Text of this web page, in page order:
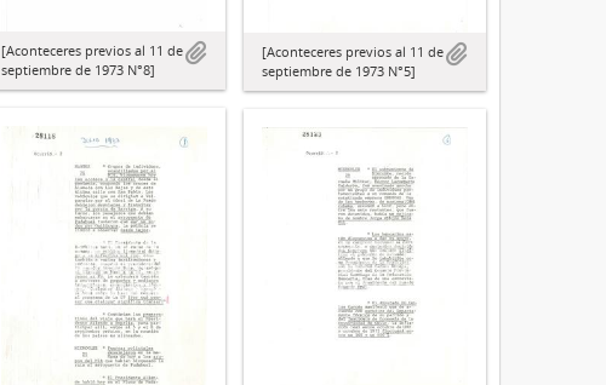
[Aconteceres previos al 11 de
septiembre de 1973 N°8]
[Aconteceres previos al 11 de
septiembre de 1973 N°5]